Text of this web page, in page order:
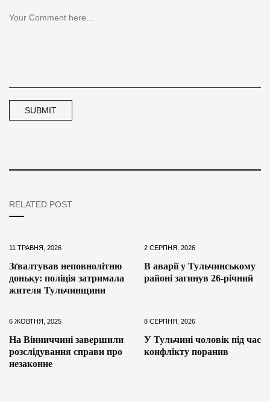
RELATED POST
11 ТРАВНЯ, 2026
Зґвалтував неповнолітню
доньку: поліція затримала
жителя Тульчинщини
2 СЕРПНЯ, 2026
В аварії у Тульчинському
районі загинув 26-річний
6 ЖОВТНЯ, 2025
На Вінниччині завершили
розслідування справи про
незаконне
8 СЕРПНЯ, 2026
У Тульчині чоловік під час
конфлікту поранив